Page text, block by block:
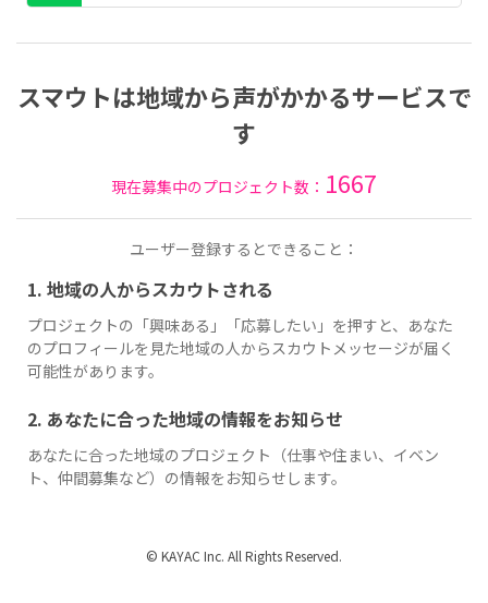
スマウトは地域から声がかかるサービスで
す
現在募集中のプロジェクト数： 1667
ユーザー登録するとできること：
1. 地域の人からスカウトされる
プロジェクトの「興味ある」「応募したい」を押すと、あなた
のプロフィールを見た地域の人からスカウトメッセージが届く
可能性があります。
2. あなたに合った地域の情報をお知らせ
あなたに合った地域のプロジェクト（仕事や住まい、イベン
ト、仲間募集など）の情報をお知らせします。
© KAYAC Inc. All Rights Reserved.